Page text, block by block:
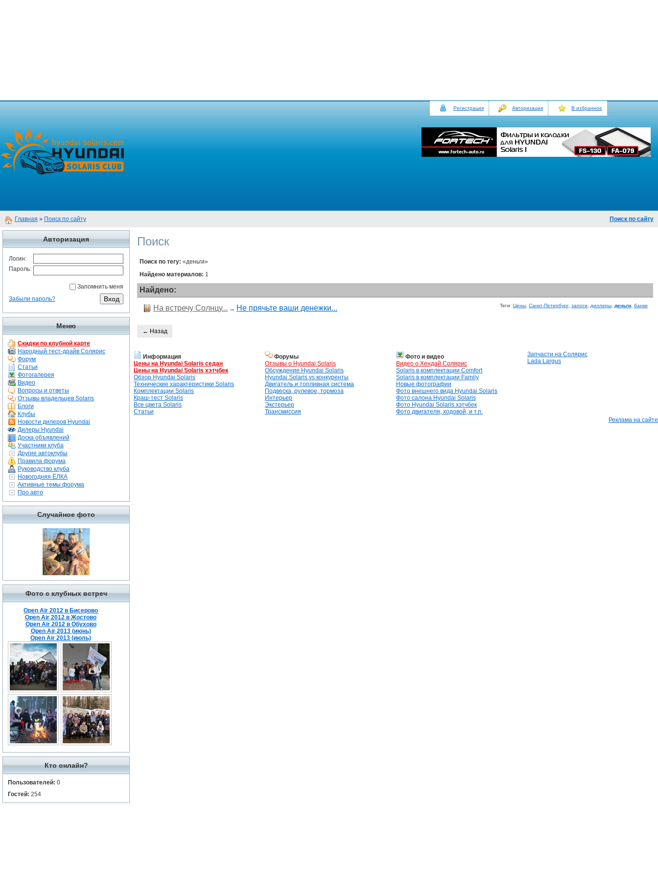
Регистрация Авторизация В избранное
Главная » Поиск по сайту Поиск по сайту
Авторизация
Логин:
Пароль:
Запомнить меня
Забыли пароль?
Меню
Скидки по клубной карте
Народный тест-драйв Солярис
Форум
Статьи
Фотогалерея
Видео
Вопросы и ответы
Отзывы владельцев Solaris
Блоги
Клубы
Новости дилеров Hyundai
Дилеры Hyundai
Доска объявлений
Участники клуба
Другие автоклубы
Правила форума
Руководство клуба
Новогодняя ЁЛКА
Активные темы форума
Про авто
Случайное фото
Фото с клубных встреч
Open Air 2012 в Бисерово
Open Air 2012 в Жостово
Open Air 2012 в Обухово
Open Air 2013 (июнь)
Open Air 2013 (июль)
Кто онлайн?
Пользователей: 0
Гостей: 254
Поиск
Поиск по тегу: «деньги»
Найдено материалов: 1
Найдено:
На встречу Солнцу... → Не прячьте ваши денежки... Теги: Цены Санкт-Петербург, залоги диллеры деньги банки
← Назад
Информация
Цены на Hyundai Solaris седан
Цены на Hyundai Solaris хэтчбек
Обзор Hyundai Solaris
Технические характеристики Solaris
Комплектации Solaris
Краш-тест Solaris
Все цвета Solaris
Статьи
Форумы
Отзывы о Hyundai Solaris
Обсуждение Hyundai Solaris
Hyundai Solaris vs конкуренты
Двигатель и топливная система
Подвеска, рулевое, тормоза
Интерьер
Экстерьер
Трансмиссия
Фото и видео
Видео о Хендай Солярис
Solaris в комплектации Comfort
Solaris в комплектации Family
Новые фотографии
Фото внешнего вида Hyundai Solaris
Фото салона Hyundai Solaris
Фото Hyundai Solaris хэтчбек
Фото двигателя, ходовой, и т.п.
Запчасти на Солярис
Lada Largus
Реклама на сайте